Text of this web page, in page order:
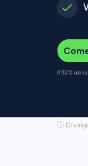
Il 52% dei
ⓘ